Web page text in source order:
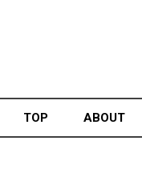
TOP ABOUT